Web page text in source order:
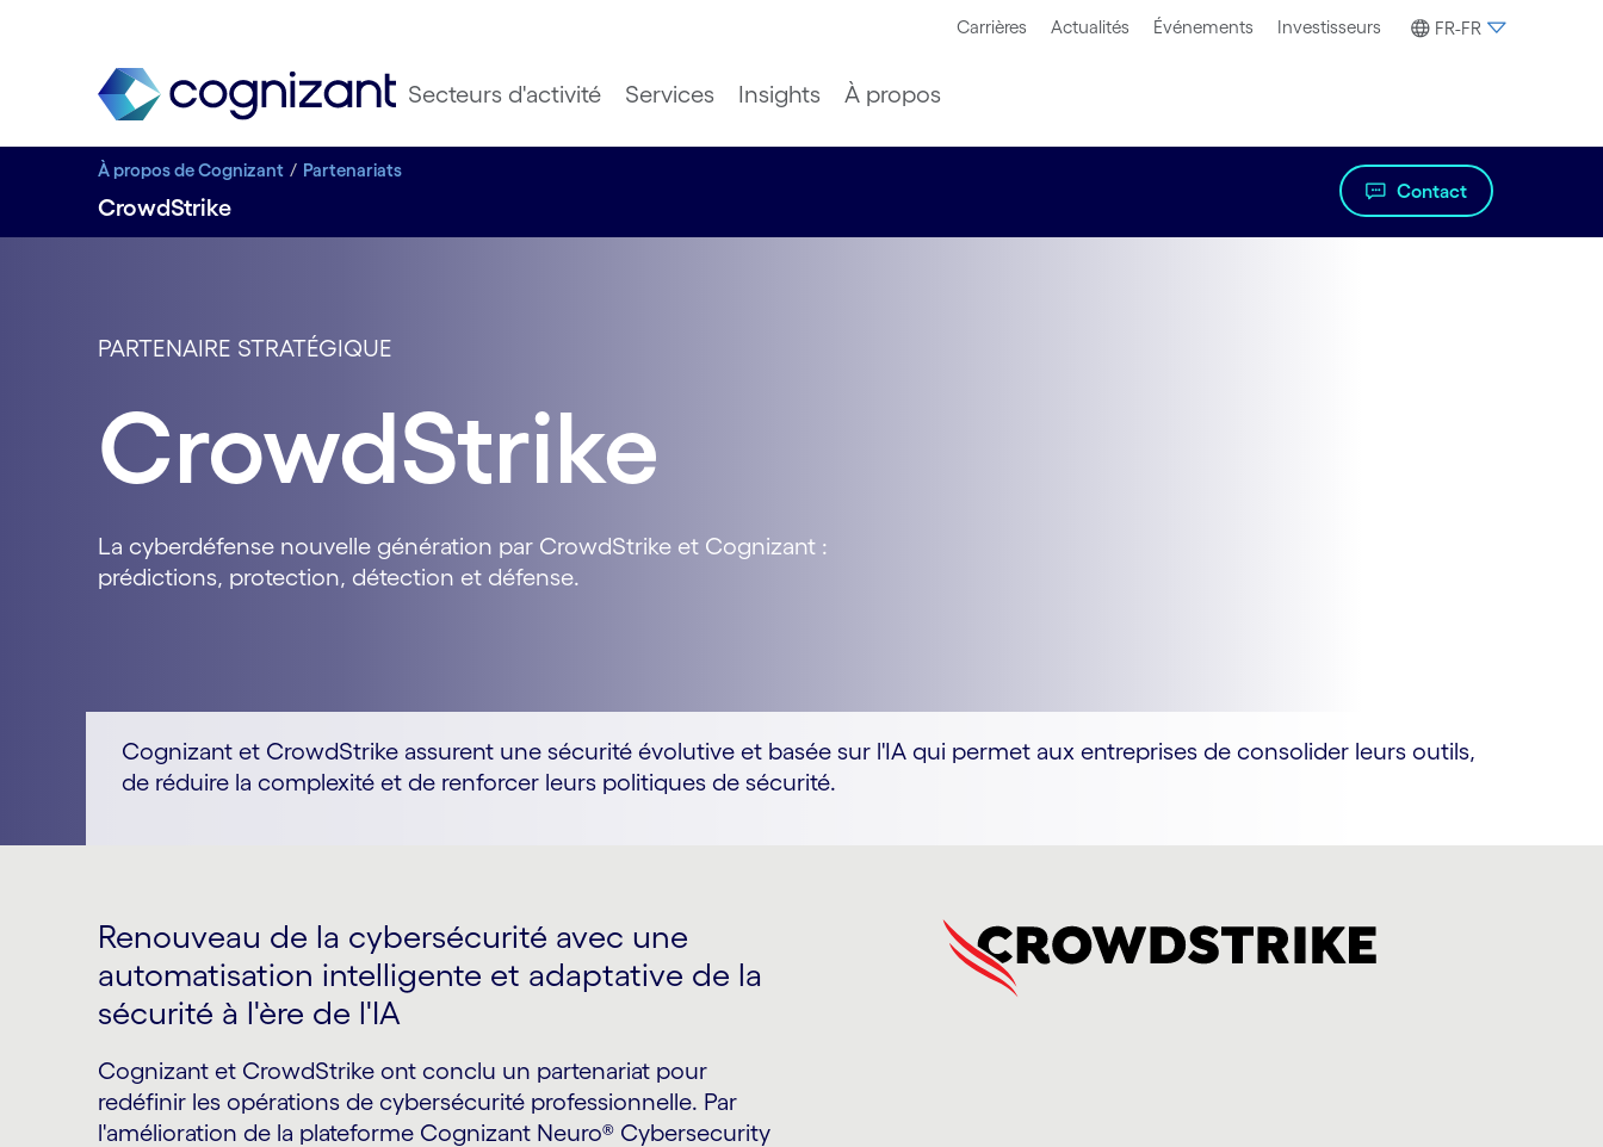
Carrières Actualités Événements Investisseurs FR-FR
Secteurs d'activité Services Insights À propos
À propos de Cognizant Partenariats
CrowdStrike
Contact
PARTENAIRE STRATÉGIQUE
CrowdStrike
La cyberdéfense nouvelle génération par CrowdStrike et Cognizant :
prédictions, protection, détection et défense.
Cognizant et CrowdStrike assurent une sécurité évolutive et basée sur l'IA qui permet aux entreprises de consolider leurs outils,
de réduire la complexité et de renforcer leurs politiques de sécurité.
Renouveau de la cybersécurité avec une
automatisation intelligente et adaptative de la
sécurité à l'ère de l'IA
Cognizant et CrowdStrike ont conclu un partenariat pour
redéfinir les opérations de cybersécurité professionnelle. Par
l'amélioration de la plateforme Cognizant Neuro® Cybersecurity